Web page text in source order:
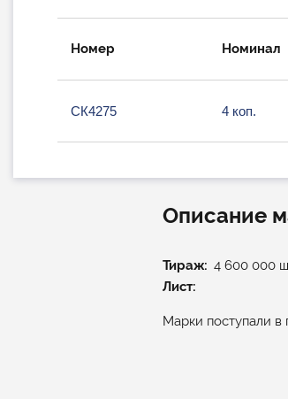
Номер Номинал
СК4275 4 коп.
Описание
Тираж
4 600 000
Лист:
Марки поступали в